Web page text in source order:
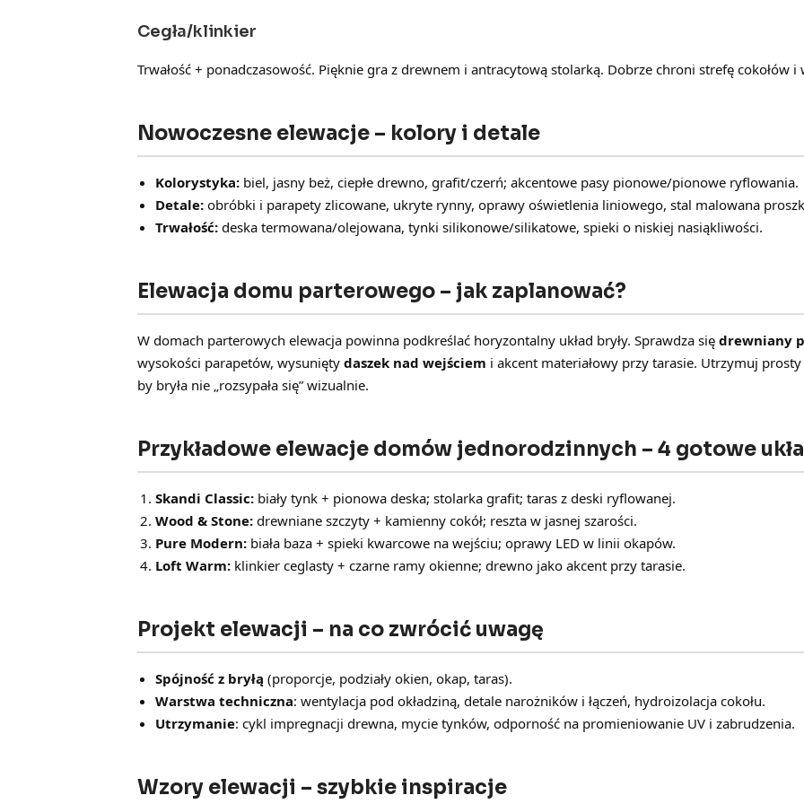
Cegła/klinkier
Trwałość + ponadczasowość. Pięknie gra z drewnem i antracytową stolarką. Dobrze chroni strefę cokołów i
Nowoczesne elewacje – kolory i detale
Kolorystyka: biel, jasny beż, ciepłe drewno, grafit/czerń; akcentowe pasy pionowe/pionowe ryflowania.
Detale: obróbki i parapety zlicowane, ukryte rynny, oprawy oświetlenia liniowego, stal malowana
Trwałość: deska termowana/olejowana, tynki silikonowe/silikatowe, spieki o niskiej nasiąkliwości.
Elewacja domu parterowego – jak zaplanować?
W domach parterowych elewacja powinna podkreślać horyzontalny układ bryły. Sprawdza się drewniany
wysokości parapetów, wysunięty daszek nad wejściem i akcent materiałowy przy tarasie. Utrzymuj
by bryła nie „rozsypała się” wizualnie.
Przykładowe elewacje domów jednorodzinnych – 4 gotowe
Skandi Classic: biały tynk + pionowa deska; stolarka grafit; taras z deski ryflowanej.
Wood & Stone: drewniane szczyty + kamienny cokół; reszta w jasnej szarości.
Pure Modern: biała baza + spieki kwarcowe na wejściu; oprawy LED w linii okapów.
Loft Warm: klinkier ceglasty + czarne ramy okienne; drewno jako akcent przy tarasie.
Projekt elewacji – na co zwrócić uwagę
Spójność z bryłą (proporcje, podziały okien, okap, taras).
Warstwa techniczna: wentylacja pod okładziną, detale narożników i łączeń, hydroizolacja cokołu.
Utrzymanie: cykl impregnacji drewna, mycie tynków, odporność na promieniowanie UV i zabrudzenia.
Wzory elewacji – szybkie inspiracje